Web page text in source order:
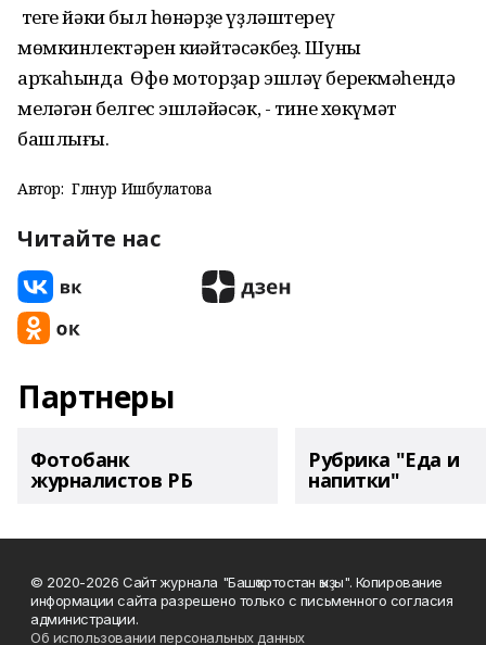
теге йәки был һөнәрҙе үҙләштереү
мөмкинлектәрен киңәйтәсәкбеҙ. Шуның
арҡаһында Өфө моторҙар эшләү берекмәһендә
меңләгән белгес эшләйәсәк, - тине хөкүмәт
башлығы.
Автор: Гөлнур Ишбулатова
Читайте нас
Партнеры
Фотобанк
журналистов РБ
Рубрика "Еда и
напитки"
© 2020-2026 Сайт журнала "Башҡортостан ҡыҙы". Копирование
информации сайта разрешено только с письменного согласия
администрации.
Об использовании персональных данных